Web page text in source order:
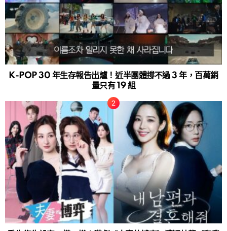
K-POP 30 年生存報告出爐！近半團體撐不過 3 年，百萬銷
量只有 19 組